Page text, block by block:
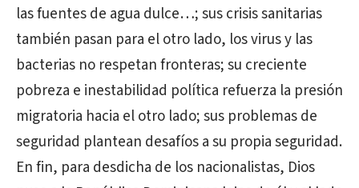
las fuentes de agua dulce…; sus crisis sanitarias
también pasan para el otro lado, los virus y las
bacterias no respetan fronteras; su creciente
pobreza e inestabilidad política refuerza la presión
migratoria hacia el otro lado; sus problemas de
seguridad plantean desafíos a su propia seguridad.
En fin, para desdicha de los nacionalistas, Dios